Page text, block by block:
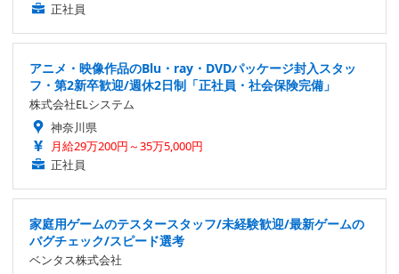
正社員
アニメ・映像作品のBlu・ray・DVDパッケージ封入スタッ
フ・第2新卒歓迎/週休2日制「正社員・社会保険完備」
株式会社ELシステム
神奈川県
月給29万200円～35万5,000円
正社員
家庭用ゲームのテスタースタッフ/未経験歓迎/最新ゲームの
バグチェック/スピード選考
ベンタス株式会社